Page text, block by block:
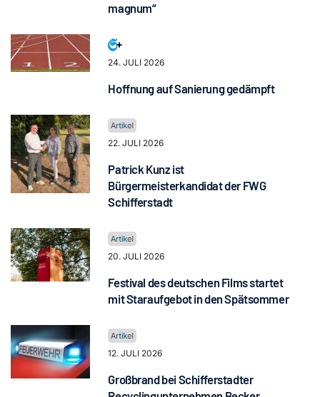
magnum“
24. JULI 2026
Hoffnung auf Sanierung gedämpft
22. JULI 2026
Patrick Kunz ist
Bürgermeisterkandidat der FWG
Schifferstadt
20. JULI 2026
Festival des deutschen Films startet
mit Staraufgebot in den Spätsommer
12. JULI 2026
Großbrand bei Schifferstadter